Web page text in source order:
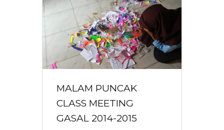
MALAM PUNCAK
CLASS MEETING
GASAL 2014-2015